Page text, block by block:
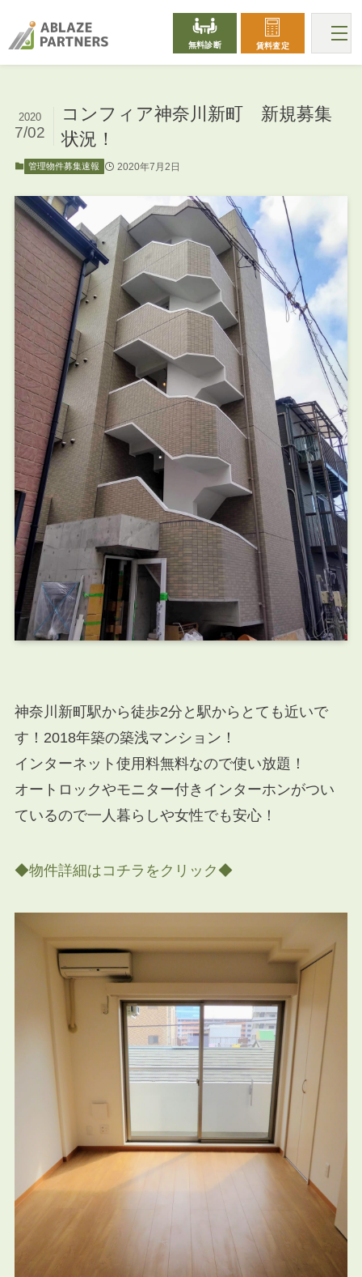
無料診断 賃料査定
コンフィア神奈川新町 新規募集
状況！
2020
7/02
管理物件募集速報 2020年7月2日
神奈川新町駅から徒歩2分と駅からとても近いで
す！2018年築の築浅マンション！
インターネット使用料無料なので使い放題！
オートロックやモニター付きインターホンがつい
ているので一人暮らしや女性でも安心！
◆物件詳細はコチラをクリック◆